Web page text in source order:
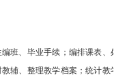
班、毕业手续；编排课表、处
辅、整理教学档案；统计教学